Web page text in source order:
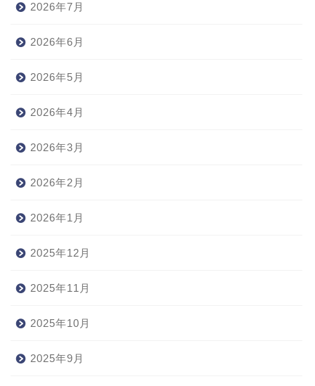
2026年7月
2026年6月
2026年5月
2026年4月
2026年3月
2026年2月
2026年1月
2025年12月
2025年11月
2025年10月
2025年9月